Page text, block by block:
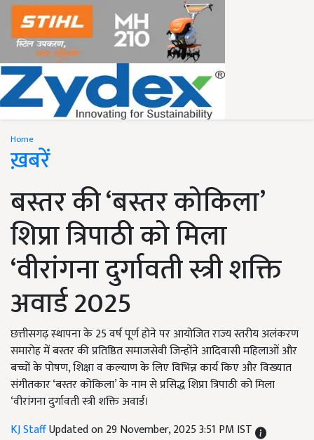
Home
ख़बरें
बस्तर की ‘बस्तर कोकिला’
शिप्रा त्रिपाठी को मिला
‘वीरांगना दुर्गावती स्त्री शक्ति
अवार्ड 2025
छत्तीसगढ़ स्थापना के 25 वर्ष पूर्ण होने पर आयोजित राज्य स्तरीय अलंकरण
समारोह में बस्तर की प्रतिष्ठित समाजसेवी जिन्होंने आदिवासी महिलाओं और
बच्चों के पोषण, शिक्षा व कल्याण के लिए विभिन्न कार्य किए और विख्यात
संगीतकार ‘बस्तर कोकिला’ के नाम से प्रसिद्ध शिप्रा त्रिपाठी को मिला
‘वीरांगना दुर्गावती स्त्री शक्ति अवार्ड।
KJ StaffUpdated on 29 November, 2025 3:51 PM IST